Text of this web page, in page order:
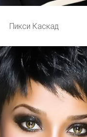
Пикси Каскад